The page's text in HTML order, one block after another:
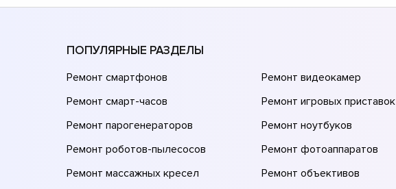
ПОПУЛЯРНЫЕ РАЗДЕЛЫ
Ремонт смартфонов
Ремонт смарт-часов
Ремонт парогенераторов
Ремонт роботов-пылесосов
Ремонт массажных кресел
Ремонт видеокамер
Ремонт игровых приставок
Ремонт ноутбуков
Ремонт фотоаппаратов
Ремонт объективов